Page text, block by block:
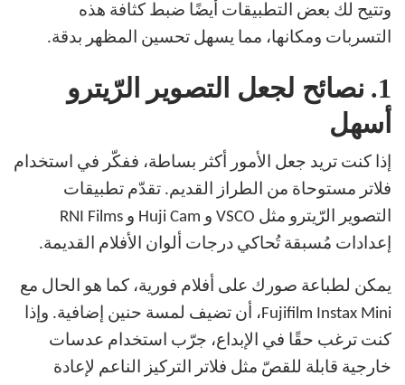
وتتيح لك بعض التطبيقات أيضًا ضبط كثافة هذه
التسربات ومكانها، مما يسهل تحسين المظهر بدقة.
1. نصائح لجعل التصوير الرّيترو
أسهل
إذا كنت تريد جعل الأمور أكثر بساطة، ففكّر في استخدام
فلاتر مستوحاة من الطراز القديم. تقدّم تطبيقات
التصوير الرّيترو مثل VSCO و Huji Cam و RNI Films
إعدادات مُسبقة تُحاكي درجات ألوان الأفلام القديمة.
يمكن لطباعة صورك على أفلام فورية، كما هو الحال مع
Fujifilm Instax Mini، أن تضيف لمسة حنين إضافية.
وإذا
كنت ترغب حقًا في الإبداع، جرّب استخدام عدسات
خارجية قابلة للقصّ مثل فلاتر التركيز الناعم لإعادة